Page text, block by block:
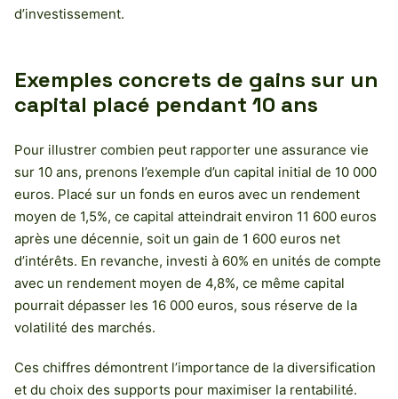
d’investissement.
Exemples concrets de gains sur un
capital placé pendant 10 ans
Pour illustrer combien peut rapporter une assurance vie
sur 10 ans, prenons l’exemple d’un capital initial de 10 000
euros. Placé sur un fonds en euros avec un rendement
moyen de 1,5%, ce capital atteindrait environ 11 600 euros
après une décennie, soit un gain de 1 600 euros net
d’intérêts. En revanche, investi à 60% en unités de compte
avec un rendement moyen de 4,8%, ce même capital
pourrait dépasser les 16 000 euros, sous réserve de la
volatilité des marchés.
Ces chiffres démontrent l’importance de la diversification
et du choix des supports pour maximiser la rentabilité.